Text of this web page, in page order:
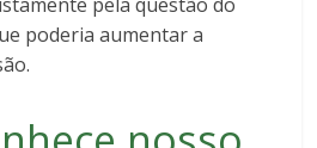
poderia aumentar a